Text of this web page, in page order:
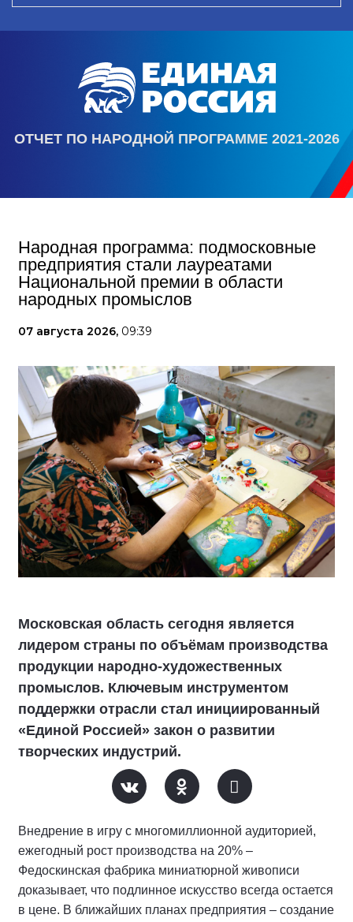
ОТЧЕТ ПО НАРОДНОЙ ПРОГРАММЕ 2021-2026
Народная программа: подмосковные
предприятия стали лауреатами
Национальной премии в области
народных промыслов
07 августа 2026, 09:39
Московская область сегодня является
лидером страны по объёмам производства
продукции народно-художественных
промыслов. Ключевым инструментом
поддержки отрасли стал инициированный
«Единой Россией» закон о развитии
творческих индустрий.
Внедрение в игру с многомиллионной аудиторией,
ежегодный рост производства на 20% –
Федоскинская фабрика миниатюрной живописи
доказывает, что подлинное искусство всегда остается
в цене. В ближайших планах предприятия – создание